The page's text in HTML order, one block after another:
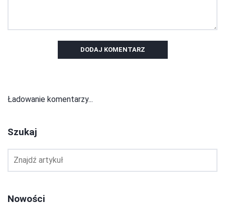
DODAJ KOMENTARZ
Ładowanie komentarzy...
Szukaj
Nowości